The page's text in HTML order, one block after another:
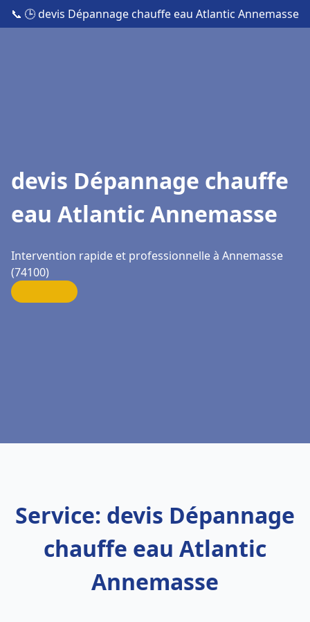
📞 🕒 devis Dépannage chauffe eau Atlantic Annemasse
devis Dépannage chauffe
eau Atlantic Annemasse
Intervention rapide et professionnelle à Annemasse
(74100)
Service: devis Dépannage
chauffe eau Atlantic
Annemasse